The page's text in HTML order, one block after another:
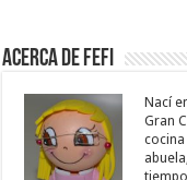
Acerca de Fefi
Nací
Gran
cocina